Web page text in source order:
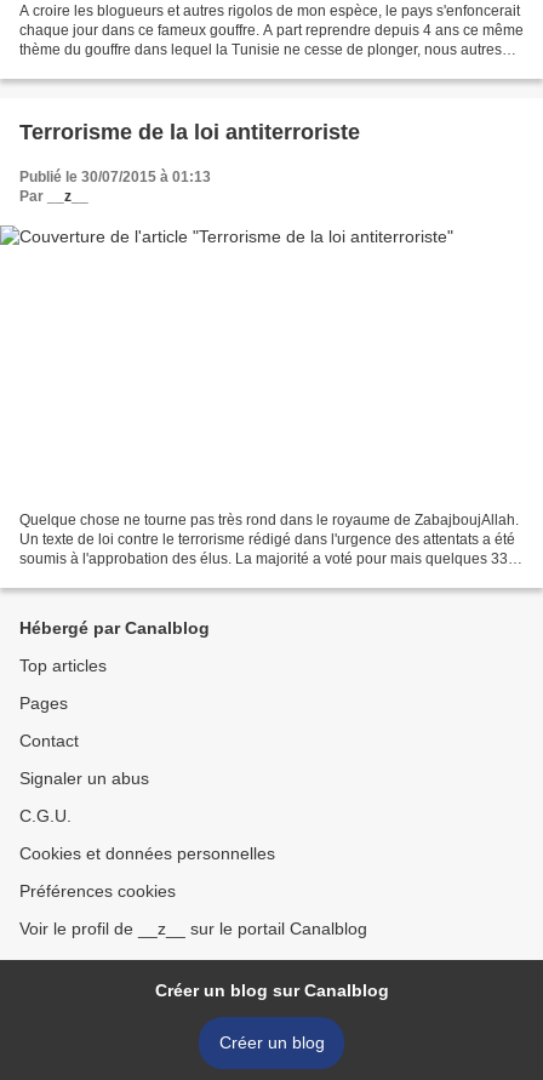
A croire les blogueurs et autres rigolos de mon espèce, le pays s'enfoncerait
chaque jour dans ce fameux gouffre. A part reprendre depuis 4 ans ce même
thème du gouffre dans lequel la Tunisie ne cesse de plonger, nous autres
Terrorisme de la loi antiterroriste
Publié le 30/07/2015 à 01:13
Par
__z__
Quelque chose ne tourne pas très rond dans le royaume de ZabajboujAllah.
Un texte de loi contre le terrorisme rédigé dans l'urgence des attentats a été
soumis à l'approbation des élus. La majorité a voté pour mais quelques 33
Hébergé par Canalblog
Top articles
Pages
Contact
Signaler un abus
C.G.U.
Cookies et données personnelles
Préférences cookies
Voir le profil de __z__ sur le portail Canalblog
Créer un blog sur Canalblog
Créer un blog